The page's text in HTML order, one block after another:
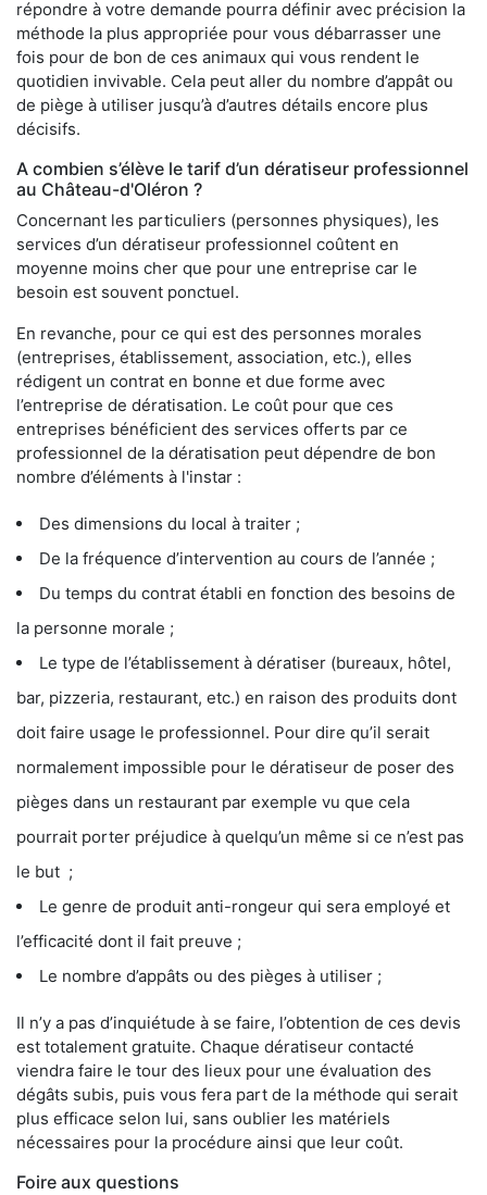
répondre à votre demande pourra définir avec précision la
méthode la plus appropriée pour vous débarrasser une
fois pour de bon de ces animaux qui vous rendent le
quotidien invivable. Cela peut aller du nombre d’appât ou
de piège à utiliser jusqu’à d’autres détails encore plus
décisifs.
A combien s’élève le tarif d’un dératiseur professionnel
au Château-d'Oléron ?
Concernant les particuliers (personnes physiques), les
services d’un dératiseur professionnel coûtent en
moyenne moins cher que pour une entreprise car le
besoin est souvent ponctuel.
En revanche, pour ce qui est des personnes morales
(entreprises, établissement, association, etc.), elles
rédigent un contrat en bonne et due forme avec
l’entreprise de dératisation. Le coût pour que ces
entreprises bénéficient des services offerts par ce
professionnel de la dératisation peut dépendre de bon
nombre d’éléments à l'instar :
Des dimensions du local à traiter ;
De la fréquence d’intervention au cours de l’année ;
Du temps du contrat établi en fonction des besoins de
la personne morale ;
Le type de l’établissement à dératiser (bureaux, hôtel,
bar, pizzeria, restaurant, etc.) en raison des produits dont
doit faire usage le professionnel. Pour dire qu’il serait
normalement impossible pour le dératiseur de poser des
pièges dans un restaurant par exemple vu que cela
pourrait porter préjudice à quelqu’un même si ce n’est pas
le but ;
Le genre de produit anti-rongeur qui sera employé et
l’efficacité dont il fait preuve ;
Le nombre d’appâts ou des pièges à utiliser ;
Il n’y a pas d’inquiétude à se faire, l’obtention de ces devis
est totalement gratuite. Chaque dératiseur contacté
viendra faire le tour des lieux pour une évaluation des
dégâts subis, puis vous fera part de la méthode qui serait
plus efficace selon lui, sans oublier les matériels
nécessaires pour la procédure ainsi que leur coût.
Foire aux questions